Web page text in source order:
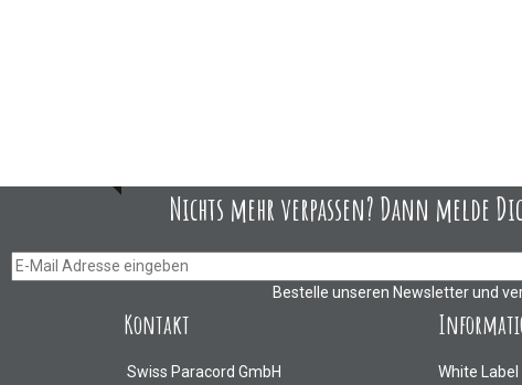
Nichts mehr verpassen? Dann melde
Bestelle unseren Newsletter und
Kontakt
Swiss Paracord GmbH
White Label